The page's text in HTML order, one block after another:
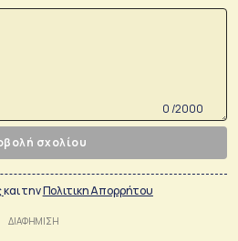
0 /2000
σχολίου
και τηνΠολιτικη Απορρήτου